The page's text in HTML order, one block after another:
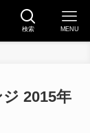
検索 MENU
2015年